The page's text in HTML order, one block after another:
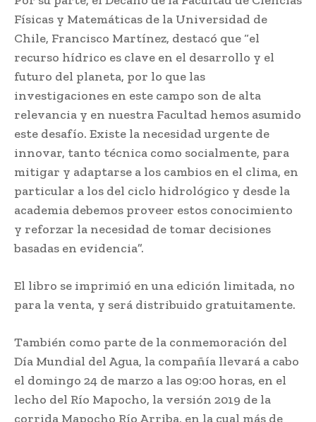
Físicas y Matemáticas de la Universidad de
Chile, Francisco Martínez, destacó que “el
recurso hídrico es clave en el desarrollo y el
futuro del planeta, por lo que las
investigaciones en este campo son de alta
relevancia y en nuestra Facultad hemos asumido
este desafío. Existe la necesidad urgente de
innovar, tanto técnica como socialmente, para
mitigar y adaptarse a los cambios en el clima, en
particular a los del ciclo hidrológico y desde la
academia debemos proveer estos conocimiento
y reforzar la necesidad de tomar decisiones
basadas en evidencia”.
El libro se imprimió en una edición limitada, no
para la venta, y será distribuido gratuitamente.
También como parte de la conmemoración del
Día Mundial del Agua, la compañía llevará a cabo
el domingo 24 de marzo a las 09:00 horas, en el
lecho del Río Mapocho, la versión 2019 de la
corrida Mapocho Río Arriba, en la cual más de